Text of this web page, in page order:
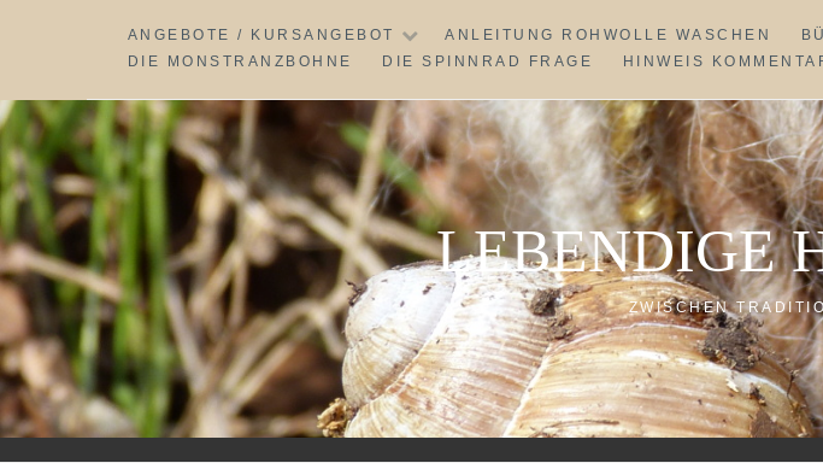
ANGEBOTE / KURSANGEBOT ANLEITUNG ROHWOLLE WASCHEN
DIE MONSTRANZBOHNE
DIE SPINNRAD FRAGE HINWEIS
LEBENDIGE
ZWISCHEN